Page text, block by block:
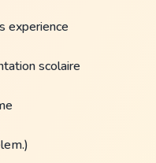
experience
scolaire